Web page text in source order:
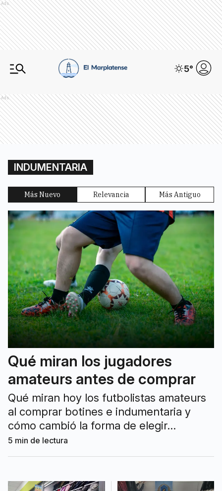
Ads
5°
Ads
INDUMENTARIA
Más Nuevo Relevancia Más Antiguo
Qué miran los jugadores
amateurs antes de comprar
Qué miran hoy los futbolistas amateurs
al comprar botines e indumentaria y
cómo cambió la forma de elegir
equipamiento para jugar mejor y evitar
lesiones.
5 min de lectura